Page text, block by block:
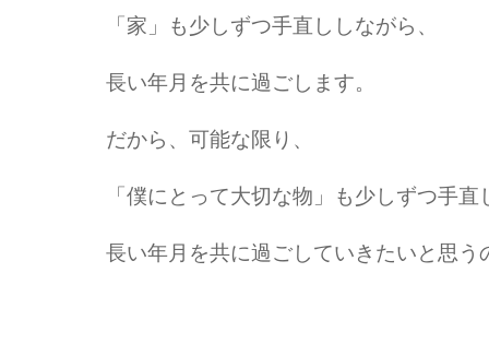
「家」も少しずつ手直ししながら、
長い年月を共に過ごします。
だから、可能な限り、
「僕にとって大切な物」も少しずつ手直
長い年月を共に過ごしていきたいと思う